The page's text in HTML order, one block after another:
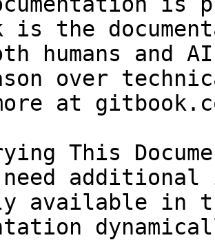
is the
humans and
over
at
This
available in